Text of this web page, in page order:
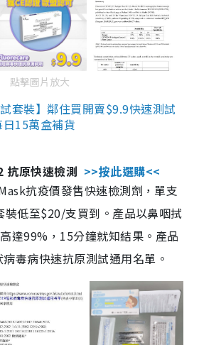
點擊圖片放大
套裝】鄰住買開賣$9.9快速測試
15萬盒補貨
抗原快速檢測 >>按此選購<<
抗疫價發售快速檢測劑，單支
低至$20/支買到。產品以鼻咽拭
達99%，15分鐘就知結果。產品
毒病快速抗原測試通用名單。